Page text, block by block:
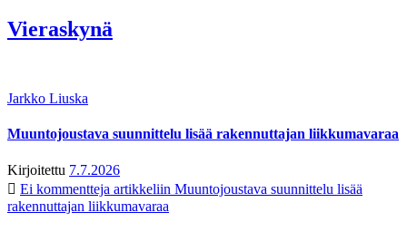
Vieraskynä
Jarkko Liuska
Muuntojoustava suunnittelu lisää rakennuttajan liikkumavaraa
Kirjoitettu 7.7.2026
Ei kommentteja artikkeliin Muuntojoustava suunnittelu lisää
rakennuttajan liikkumavaraa